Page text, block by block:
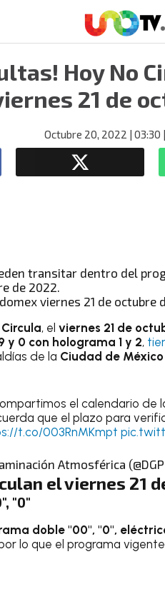
Hoy No
21 de
Octubre 20, 2022 | 03:30
viernes 21 de
, el viernes 21 de
0 con holograma 1 y 2,
de la Ciudad de México
el calendario de
que el plazo para
t.co/003RnMKmpt
Atmosférica
el viernes 21
"0"
doble "00", "0",
lo que el programa